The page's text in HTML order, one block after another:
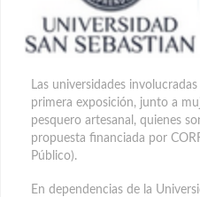
Las universidades
primera exposición, junto a
pesquero artesanal, quienes
propuesta financiada por
Público).
En dependencias de la